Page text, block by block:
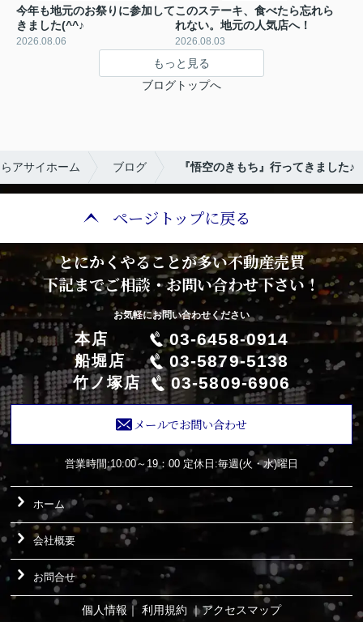
今年も地元のお祭りに参加して
きました(^^♪
2026.08.06
このステーキ、食べたら忘れら
れない。地元の人気店へ！
2026.08.03
もっと見る
ブログトップへ
アサイホーム ブログ 『悟空のきもち』行ってきました♪
ページトップに戻る
とにかくやることが多い不動産売買
下記までご相談・お問い合わせ下さい！
お気軽にお問い合わせください
本店 03-6458-0914
船堀店 03-5879-5138
竹ノ塚店 03-5809-6906
メールでお問い合わせ
営業時間:10:00～19：00 定休日:毎週(火・水)曜日
ホーム
会社概要
お問合せ
個人情報 ｜ 利用規約 ｜アクセスマップ